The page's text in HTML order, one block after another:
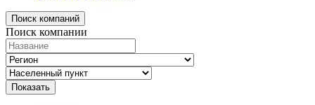
Поиск компаний
Поиск компании